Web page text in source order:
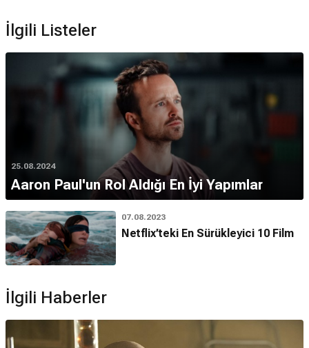
İlgili Listeler
25.08.2024
Aaron Paul'un Rol Aldığı En İyi Yapımlar
07.08.2023
Netflix’teki En Sürükleyici 10 Film
İlgili Haberler